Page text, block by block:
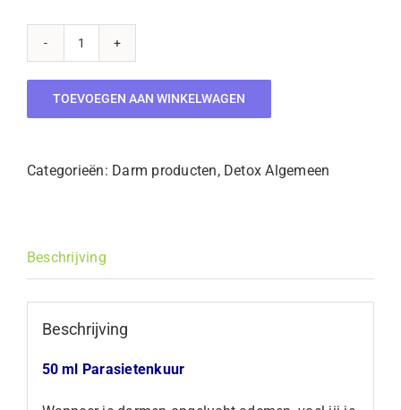
(
bij
Maag
TOEVOEGEN AAN WINKELWAGEN
Categorieën: Darm producten, Detox Algemeen
Beschrijving
Beschrijving
50 ml Parasietenkuur